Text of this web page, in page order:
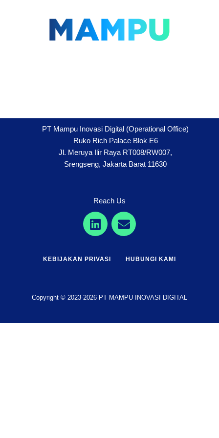
PT Mampu Inovasi Digital (Operational Office)
Ruko Rich Palace Blok E6
Jl. Meruya Ilir Raya RT008/RW007,
Srengseng, Jakarta Barat 11630
Reach Us
KEBIJAKAN PRIVASI HUBUNGI KAMI
Copyright © 2023-2026 PT MAMPU INOVASI DIGITAL